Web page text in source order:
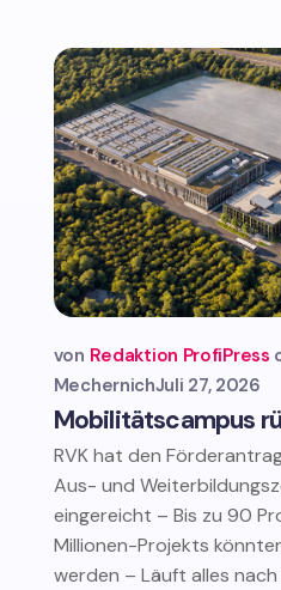
Mobilitätscampus
von Redaktion ProfiPress
MechernichJuli 27, 2026
RVK hat den
Aus- und
eingereicht – Bis zu 90
Millionen-Projekts
werden – Läuft alles nach